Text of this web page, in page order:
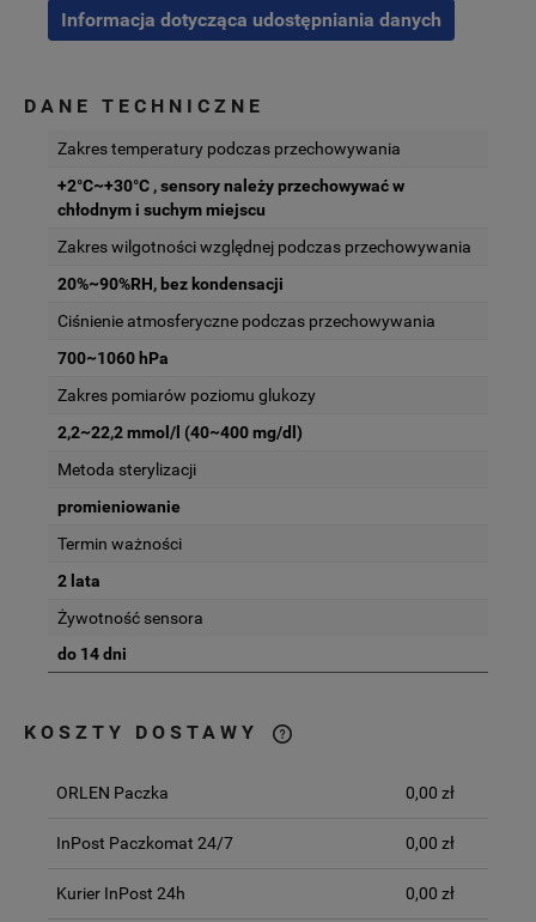
Informacja dotycząca udostępniania danych
DANE TECHNICZNE
Zakres temperatury podczas przechowywania
+2°C~+30°C , sensory należy przechowywać w
chłodnym i suchym miejscu
Zakres wilgotności względnej podczas przechowywania
20%~90%RH, bez kondensacji
Ciśnienie atmosferyczne podczas przechowywania
700~1060 hPa
Zakres pomiarów poziomu glukozy
2,2~22,2 mmol/l (40~400 mg/dl)
Metoda sterylizacji
promieniowanie
Termin ważności
2 lata
Żywotność sensora
do 14 dni
KOSZTY DOSTAWY
ORLEN Paczka 0,00 zł
InPost Paczkomat 24/7 0,00 zł
Kurier InPost 24h 0,00 zł